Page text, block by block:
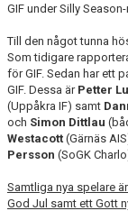
EKEVALLEN IP
DOKUMENT
BILDER
GIF under Silly
Till den något tunna
Som tidigare
för GIF. Sedan har ett
GIF. Dessa är Petter
(Uppåkra IF) samt
och Simon Dittlau
Westacott (Gärnäs
Persson (SoGK
Samtliga nya spelare
God Jul samt ett Gott